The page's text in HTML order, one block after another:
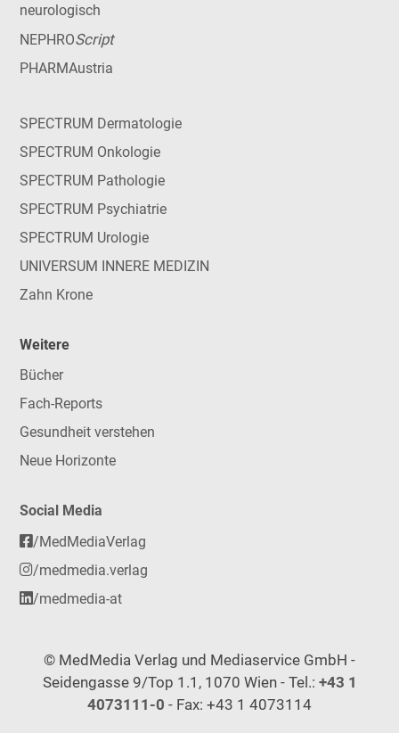
neurologisch
NEPHROScript
PHARMAustria
SPECTRUM Dermatologie
SPECTRUM Onkologie
SPECTRUM Pathologie
SPECTRUM Psychiatrie
SPECTRUM Urologie
UNIVERSUM INNERE MEDIZIN
Zahn Krone
Weitere
Bücher
Fach-Reports
Gesundheit verstehen
Neue Horizonte
Social Media
/MedMediaVerlag
/medmedia.verlag
/medmedia-at
© MedMedia Verlag und Mediaservice GmbH -
Seidengasse 9/Top 1.1, 1070 Wien - Tel.: +43 1
4073111-0 - Fax: +43 1 4073114